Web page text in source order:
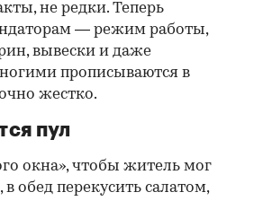
не редки. Теперь
— режим работы,
вывески и даже
прописываются в
жестко.
пул
окна», чтобы житель мог
обед перекусить салатом,